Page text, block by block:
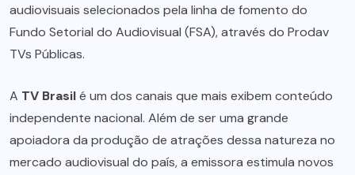
audiovisuais selecionados pela linha de fomento do
Fundo Setorial do Audiovisual (FSA), através do Prodav
TVs Públicas.
A TV Brasilé um dos canais que mais exibem conteúdo
independente nacional. Além de ser uma grande
apoiadora da produção de atrações dessa natureza no
mercado audiovisual do país, a emissora estimula novos